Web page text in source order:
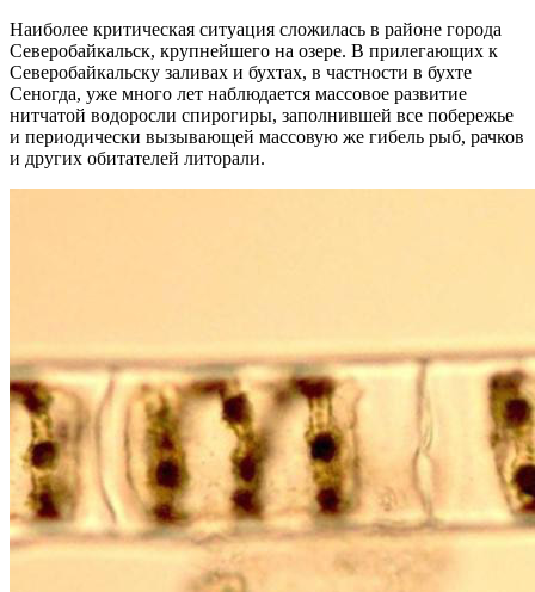
Наиболее критическая ситуация сложилась в районе города
Северобайкальск, крупнейшего на озере. В прилегающих к
Северобайкальску заливах и бухтах, в частности в бухте
Сеногда, уже много лет наблюдается массовое развитие
нитчатой водоросли спирогиры, заполнившей все побережье
и периодически вызывающей массовую же гибель рыб, рачков
и других обитателей литорали.